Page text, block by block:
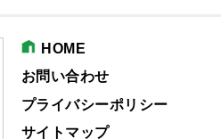
HOME
お問い合わせ
プライバシーポリシー
サイトマップ